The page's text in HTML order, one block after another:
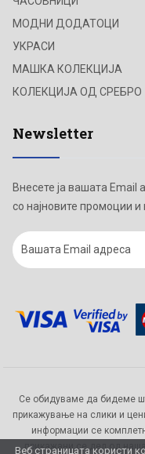
Веб страницата користи
МОДНИ ДОДАТОЦИ
УКРАСИ
МАШКА КОЛЕКЦИЈА
КОЛЕКЦИЈА ОД СРЕБРО
Newsletter
Внесете ја вашата Email
со најновите промоции и
Се обидуваме да бидеме
прикажување на слики и
информации се
прикажани се дел од